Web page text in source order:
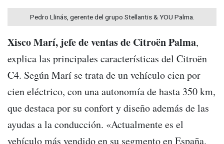
Pedro Llinás, gerente del grupo Stellantis & YOU Palma.
Xisco Marí, jefe de ventas de Citroën Palma,
explica las principales características del Citroën
C4. Según Marí se trata de un vehículo cien por
cien eléctrico, con una autonomía de hasta 350 km,
que destaca por su confort y diseño además de las
ayudas a la conducción. «Actualmente es el
vehículo más vendido en su segmento en España.